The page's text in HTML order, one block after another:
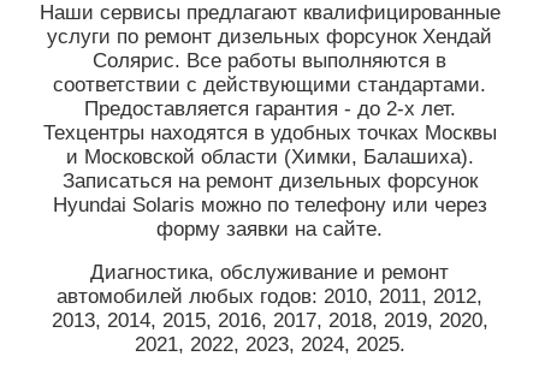
Наши сервисы предлагают квалифицированные
услуги по ремонт дизельных форсунок Хендай
Солярис. Все работы выполняются в
соответствии с действующими стандартами.
Предоставляется гарантия - до 2-х лет.
Техцентры находятся в удобных точках Москвы
и Московской области (Химки, Балашиха).
Записаться на ремонт дизельных форсунок
Hyundai Solaris можно по телефону или через
форму заявки на сайте.
Диагностика, обслуживание и ремонт
автомобилей любых годов: 2010, 2011, 2012,
2013, 2014, 2015, 2016, 2017, 2018, 2019, 2020,
2021, 2022, 2023, 2024, 2025.